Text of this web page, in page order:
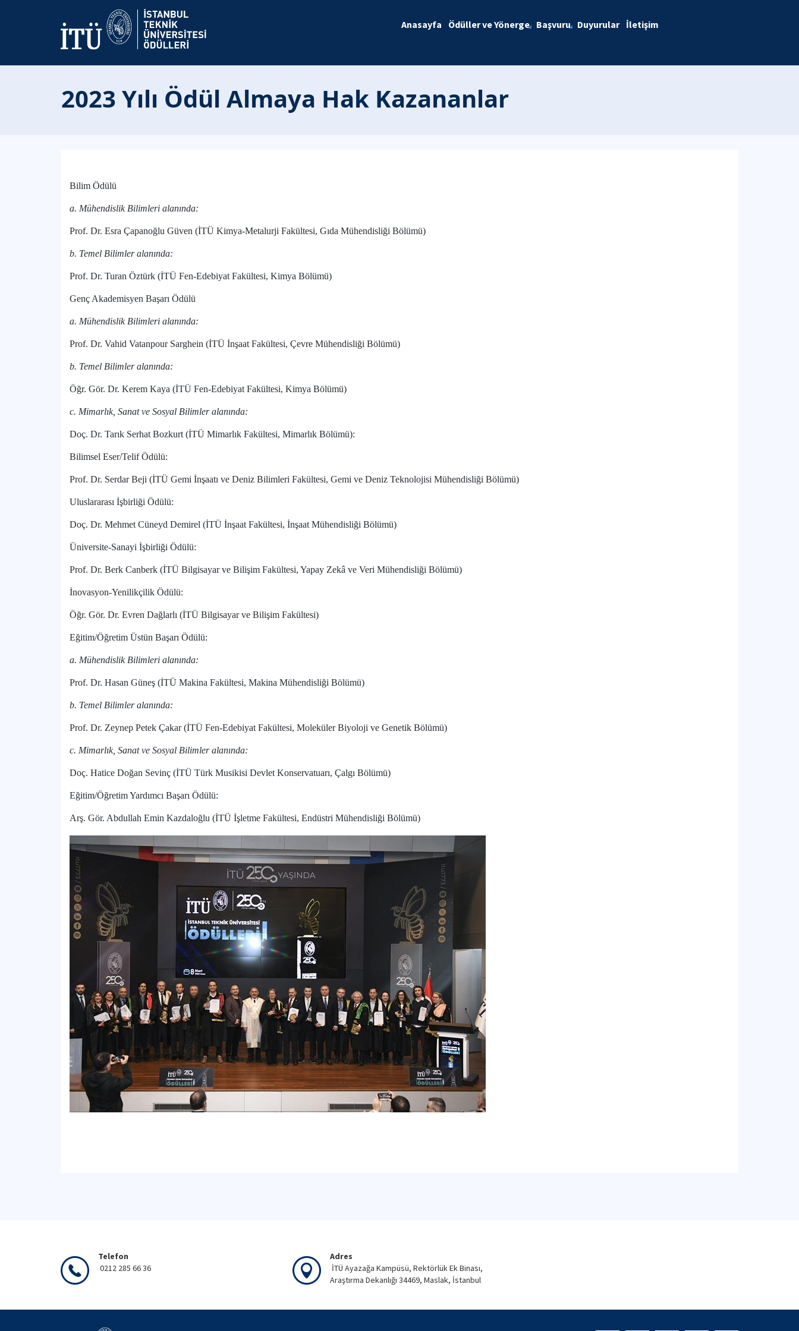
Anasayfa Ödüller ve Yönerge Başvuru Duyurular İletişim
2023 Yılı Ödül Almaya Hak Kazananlar
Bilim Ödülü
a. Mühendislik Bilimleri alanında:
Prof. Dr. Esra Çapanoğlu Güven (İTÜ Kimya-Metalurji Fakültesi, Gıda Mühendisliği Bölümü)
b. Temel Bilimler alanında:
Prof. Dr. Turan Öztürk (İTÜ Fen-Edebiyat Fakültesi, Kimya Bölümü)
Genç Akademisyen Başarı Ödülü
a. Mühendislik Bilimleri alanında:
Prof. Dr. Vahid Vatanpour Sarghein (İTÜ İnşaat Fakültesi, Çevre Mühendisliği Bölümü)
b. Temel Bilimler alanında:
Öğr. Gör. Dr. Kerem Kaya (İTÜ Fen-Edebiyat Fakültesi, Kimya Bölümü)
c. Mimarlık, Sanat ve Sosyal Bilimler alanında:
Doç. Dr. Tarık Serhat Bozkurt (İTÜ Mimarlık Fakültesi, Mimarlık Bölümü):
Bilimsel Eser/Telif Ödülü:
Prof. Dr. Serdar Beji (İTÜ Gemi İnşaatı ve Deniz Bilimleri Fakültesi, Gemi ve Deniz Teknolojisi Mühendisliği Bölümü)
Uluslararası İşbirliği Ödülü:
Doç. Dr. Mehmet Cüneyd Demirel (İTÜ İnşaat Fakültesi, İnşaat Mühendisliği Bölümü)
Üniversite-Sanayi İşbirliği Ödülü:
Prof. Dr. Berk Canberk (İTÜ Bilgisayar ve Bilişim Fakültesi, Yapay Zekâ ve Veri Mühendisliği Bölümü)
İnovasyon-Yenilikçilik Ödülü:
Öğr. Gör. Dr. Evren Dağlarlı (İTÜ Bilgisayar ve Bilişim Fakültesi)
Eğitim/Öğretim Üstün Başarı Ödülü:
a. Mühendislik Bilimleri alanında:
Prof. Dr. Hasan Güneş (İTÜ Makina Fakültesi, Makina Mühendisliği Bölümü)
b. Temel Bilimler alanında:
Prof. Dr. Zeynep Petek Çakar (İTÜ Fen-Edebiyat Fakültesi, Moleküler Biyoloji ve Genetik Bölümü)
c. Mimarlık, Sanat ve Sosyal Bilimler alanında:
Doç. Hatice Doğan Sevinç (İTÜ Türk Musikisi Devlet Konservatuarı, Çalgı Bölümü)
Eğitim/Öğretim Yardımcı Başarı Ödülü:
Arş. Gör. Abdullah Emin Kazdaloğlu (İTÜ İşletme Fakültesi, Endüstri Mühendisliği Bölümü)
Telefon
0212 285 66 36
Adres
İTÜ Ayazağa Kampüsü, Rektörlük Ek Binası,
Araştırma Dekanlığı 34469, Maslak, İstanbul